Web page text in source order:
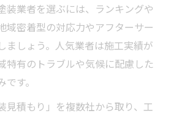
装業者を選ぶには、ランキングや
域密着型の対応力やアフターサー
ましょう。人気業者は施工実績が
特有のトラブルや気候に配慮した
す。
見積もり」を複数社から取り、工